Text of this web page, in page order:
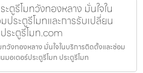
ตูรีโมทวังทองหลาง มั่นใจใน
ระตูรีโมทและการรับเปลี่ยน
ระตูรีโมท.com
ทวังทองหลาง มั่นใจในบริการติดตั้งและซ่อม
มอเตอร์ประตูรีโมท ประตูรีโมท